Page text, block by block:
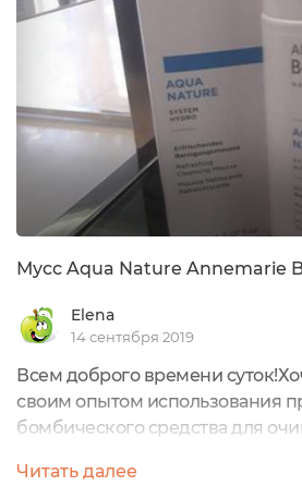
искала! Средство нежнейшее,
облачко, приятный
надо наносить...
Мусс Aqua Nature Annemarie
Elena
14 сентября 2019
Всем доброго времени
своим опытом использования
бомбического средства для
вот он: Я Берлинд полюбила и
Читать далее